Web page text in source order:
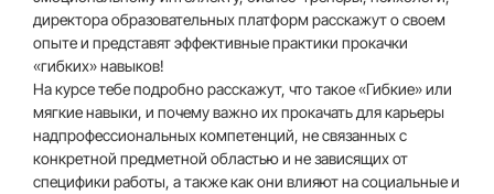
директора образовательных платформ расскажут о своем
опыте и представят эффективные практики прокачки
«гибких» навыков!
На курсе тебе подробно расскажут, что такое «Гибкие» или
мягкие навыки, и почему важно их прокачать для карьеры
надпрофессиональных компетенций, не связанных с
конкретной предметной областью и не зависящих от
специфики работы, а также как они влияют на социальные и